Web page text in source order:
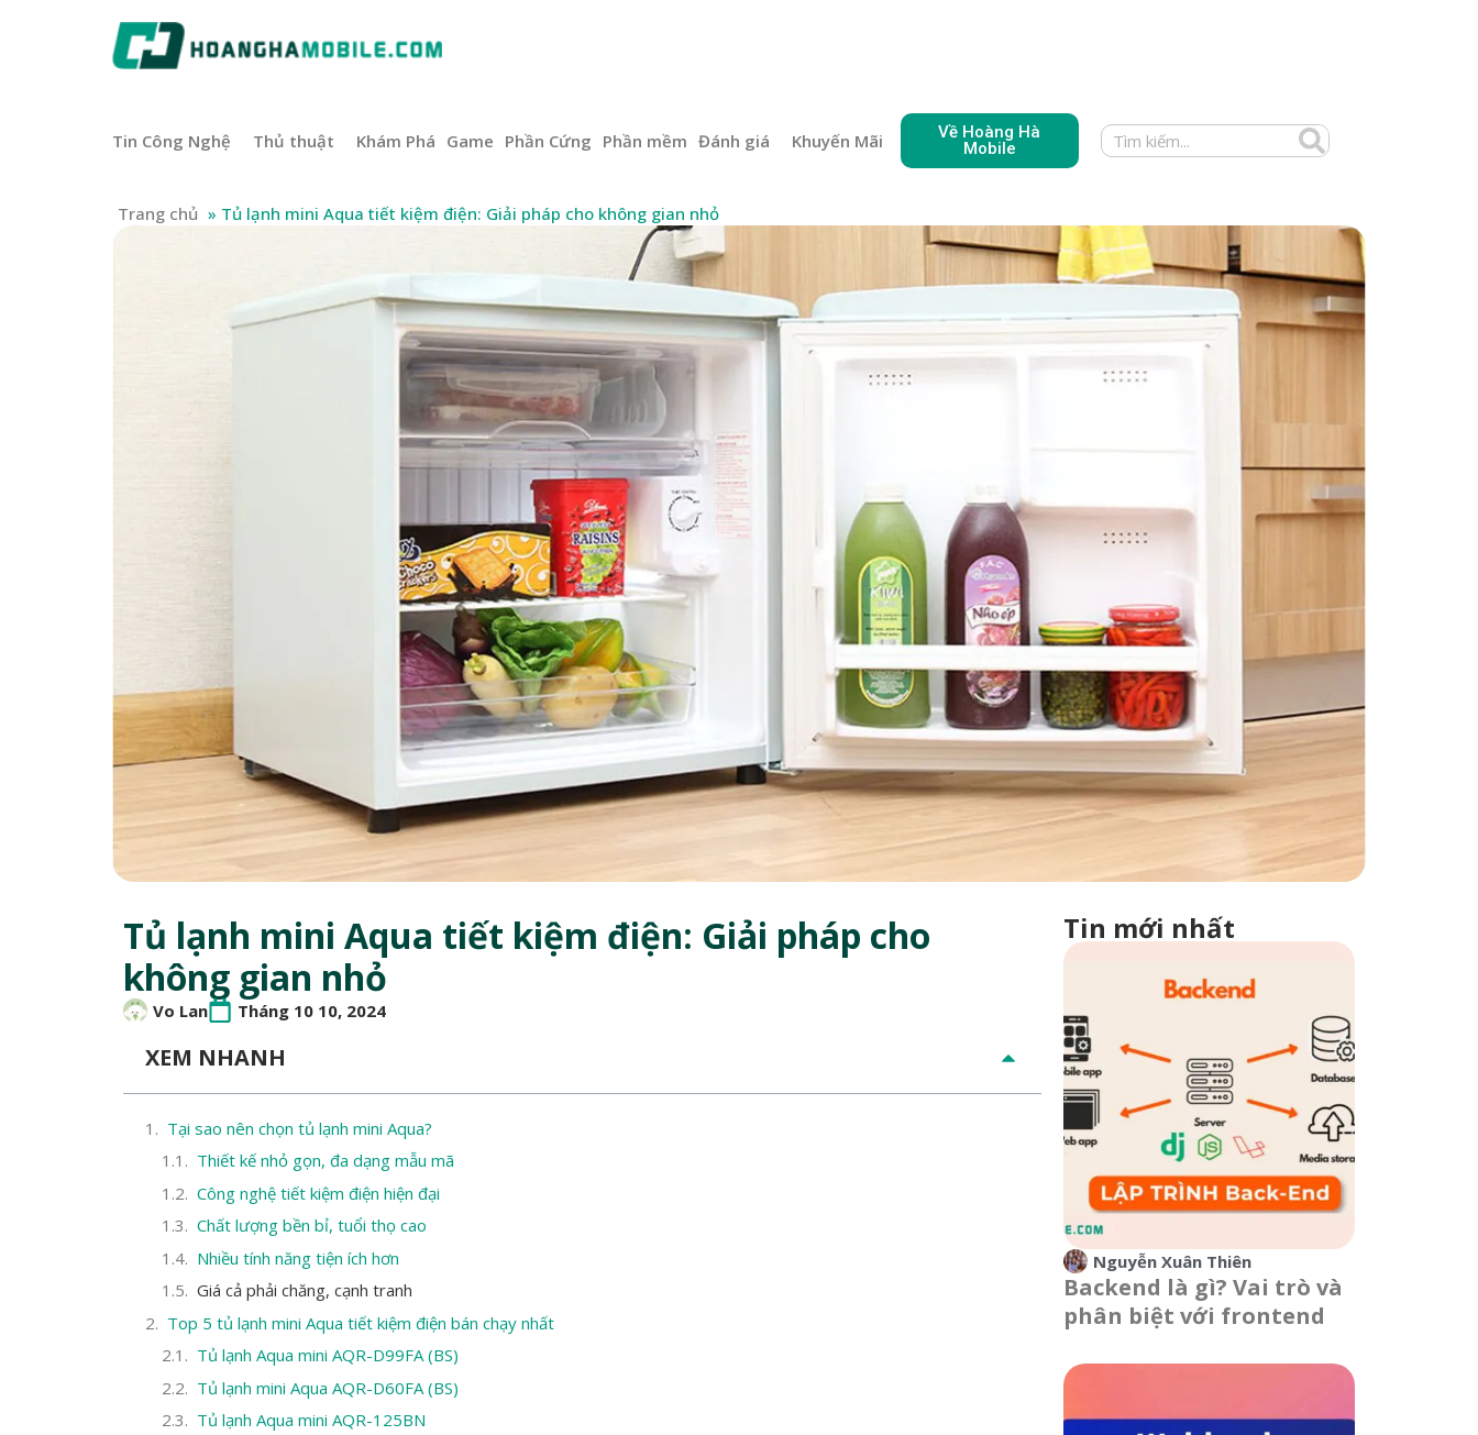
Tin Công Nghệ Thủ thuật Khám Phá Game Phần Cứng Phần mềm Đánh giá Khuyến Mãi
Về Hoàng Hà
Mobile
Trang chủ » Tủ lạnh mini Aqua tiết kiệm điện: Giải pháp cho không gian nhỏ
Tủ lạnh mini Aqua tiết kiệm điện: Giải pháp cho
không gian nhỏ
Vo Lan Tháng 10 10, 2024
XEM NHANH
Tại sao nên chọn tủ lạnh mini Aqua?
Thiết kế nhỏ gọn, đa dạng mẫu mã
Công nghệ tiết kiệm điện hiện đại
Chất lượng bền bỉ, tuổi thọ cao
Nhiều tính năng tiện ích hơn
Giá cả phải chăng, cạnh tranh
Top 5 tủ lạnh mini Aqua tiết kiệm điện bán chạy nhất
Tủ lạnh Aqua mini AQR-D99FA (BS)
Tủ lạnh mini Aqua AQR-D60FA (BS)
Tủ lạnh Aqua mini AQR-125BN
Tin mới nhất
Nguyễn Xuân Thiên
Backend là gì? Vai trò và
phân biệt với frontend